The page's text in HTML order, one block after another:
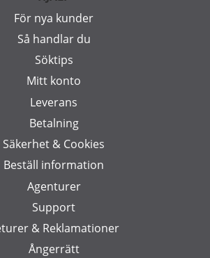
För nya kunder
Så handlar du
Söktips
Mitt konto
Leverans
Betalning
Säkerhet & Cookies
Beställ information
Agenturer
Support
& Reklamationer
Ångerrätt